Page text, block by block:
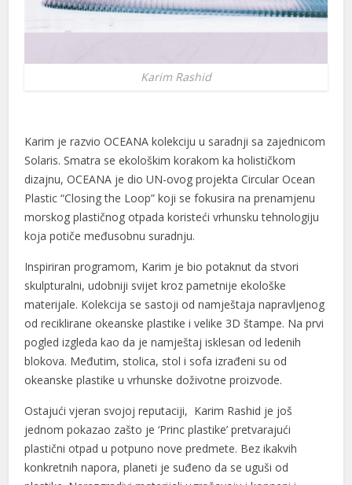
Karim Rashid
Karim je razvio OCEANA kolekciju u saradnji sa zajednicom
Solaris. Smatra se ekološkim korakom ka holističkom
dizajnu, OCEANA je dio UN-ovog projekta Circular Ocean
Plastic “Closing the Loop” koji se fokusira na prenamjenu
morskog plastičnog otpada koristeći vrhunsku tehnologiju
koja potiče međusobnu suradnju.
Inspiriran programom, Karim je bio potaknut da stvori
skulpturalni, udobniji svijet kroz pametnije ekološke
materijale. Kolekcija se sastoji od namještaja napravljenog
od reciklirane okeanske plastike i velike 3D štampe. Na prvi
pogled izgleda kao da je namještaj isklesan od ledenih
blokova. Međutim, stolica, stol i sofa izrađeni su od
okeanske plastike u vrhunske doživotne proizvode.
Ostajući vjeran svojoj reputaciji, Karim Rashid je još
jednom pokazao zašto je ‘Princ plastike’ pretvarajući
plastični otpad u potpuno nove predmete. Bez ikakvih
konkretnih napora, planeti je suđeno da se uguši od